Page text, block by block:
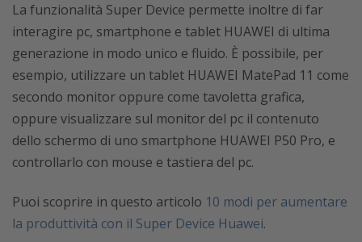
La funzionalità Super Device permette inoltre di far
interagire pc, smartphone e tablet HUAWEI di ultima
generazione in modo unico e fluido. È possibile, per
esempio, utilizzare un tablet HUAWEI MatePad 11 come
secondo monitor oppure come tavoletta grafica,
oppure visualizzare sul monitor del pc il contenuto
dello schermo di uno smartphone HUAWEI P50 Pro, e
controllarlo con mouse e tastiera del pc.
Puoi scoprire in questo articolo 10 modi per aumentare
la produttività con il Super Device Huawei.